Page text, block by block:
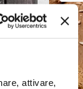
attivare,